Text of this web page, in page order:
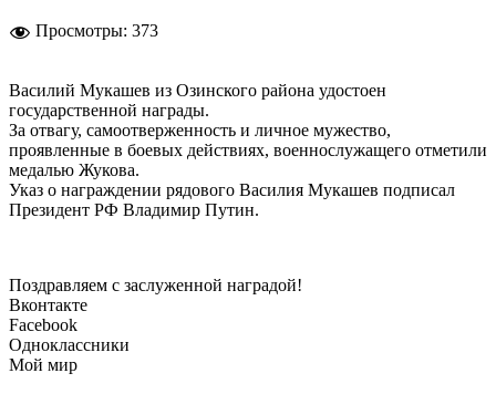
Просмотры: 373
Василий Мукашев из Озинского района удостоен
государственной награды.
За отвагу, самоотверженность и личное мужество,
проявленные в боевых действиях, военнослужащего отметили
медалью Жукова.
Указ о награждении рядового Василия Мукашев подписал
Президент РФ Владимир Путин.
Поздравляем с заслуженной наградой!
Вконтакте
Facebook
Одноклассники
Мой мир